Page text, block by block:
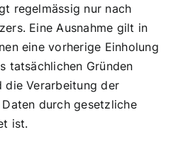
regelmässig nur nach
Eine Ausnahme gilt in
eine vorherige Einholung
tatsächlichen Gründen
Verarbeitung der
durch gesetzliche
ist.